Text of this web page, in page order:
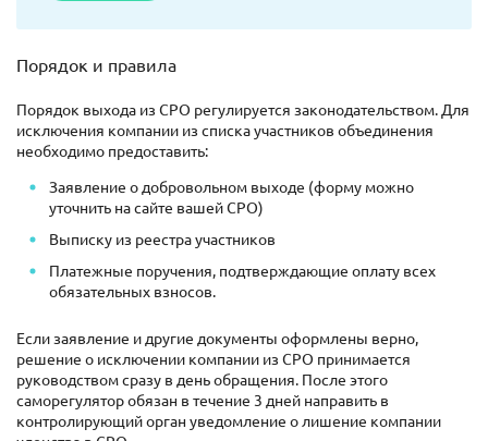
Порядок и правила
Порядок выхода из СРО регулируется законодательством. Для
исключения компании из списка участников объединения
необходимо предоставить:
Заявление о добровольном выходе (форму можно
уточнить на сайте вашей СРО)
Выписку из реестра участников
Платежные поручения, подтверждающие оплату всех
обязательных взносов.
Если заявление и другие документы оформлены верно,
решение о исключении компании из СРО принимается
руководством сразу в день обращения. После этого
саморегулятор обязан в течение 3 дней направить в
контролирующий орган уведомление о лишение компании